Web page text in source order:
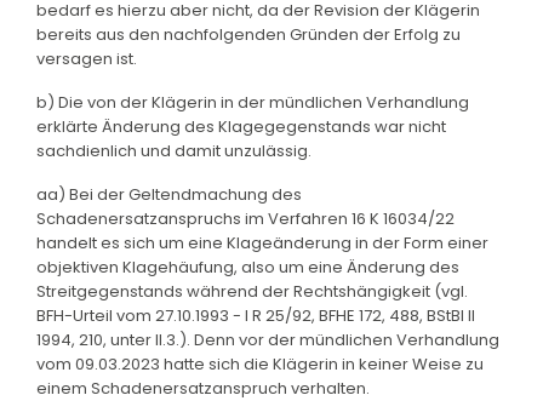
bedarf es hierzu aber nicht, da der Revision der Klägerin
bereits aus den nachfolgenden Gründen der Erfolg zu
versagen ist.
b) Die von der Klägerin in der mündlichen Verhandlung
erklärte Änderung des Klagegegenstands war nicht
sachdienlich und damit unzulässig.
aa) Bei der Geltendmachung des
Schadenersatzanspruchs im Verfahren 16 K 16034/22
handelt es sich um eine Klageänderung in der Form einer
objektiven Klagehäufung, also um eine Änderung des
Streitgegenstands während der Rechtshängigkeit (vgl.
BFH-Urteil vom 27.10.1993 - I R 25/92, BFHE 172, 488, BStBl II
1994, 210, unter II.3.). Denn vor der mündlichen Verhandlung
vom 09.03.2023 hatte sich die Klägerin in keiner Weise zu
einem Schadenersatzanspruch verhalten.